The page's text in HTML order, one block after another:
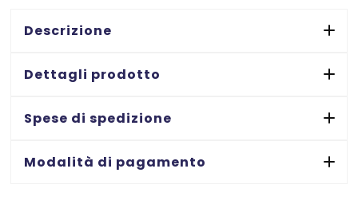
70x50,8
100
quantità
Descrizione
Dettagli prodotto
Spese di spedizione
Modalità di pagamento